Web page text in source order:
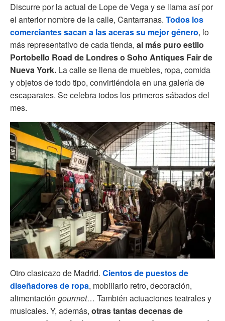
Discurre por la actual de Lope de Vega y se llama así por
el anterior nombre de la calle, Cantarranas. Todos los
comerciantes sacan a las aceras su mejor género, lo
más representativo de cada tienda, al más puro estilo
Portobello Road de Londres o Soho Antiques Fair de
Nueva York. La calle se llena de muebles, ropa, comida
y objetos de todo tipo, convirtiéndola en una galería de
escaparates. Se celebra todos los primeros sábados del
mes.
Otro clasicazo de Madrid. Cientos de puestos de
diseñadores de ropa, mobiliario retro, decoración,
alimentación gourmet… También actuaciones teatrales y
musicales. Y, además, otras tantas decenas de